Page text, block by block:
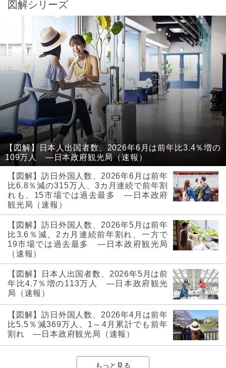
図解シリーズ
【図解】日本人出国者数、2026年6月は前年比3.4％増の
109万人 ―日本政府観光局（速報）
【図解】訪日外国人数、2026年6月は前年
比6.8％減の315万人、3カ月連続で前年割
れも、15市場では過去最多 ―日本政府
観光局（速報）
【図解】訪日外国人数、2026年5月は前年
比3.6％減、2カ月連続前年割れ、一方で
19市場では過去最多 ―日本政府観光局
（速報）
【図解】日本人出国者数、2026年5月は前
年比4.7％増の113万人 ―日本政府観光
局（速報）
【図解】訪日外国人数、2026年4月は前年
比5.5％減369万人、1～4月累計でも前年
割れ ―日本政府観光局（速報）
もっと見る